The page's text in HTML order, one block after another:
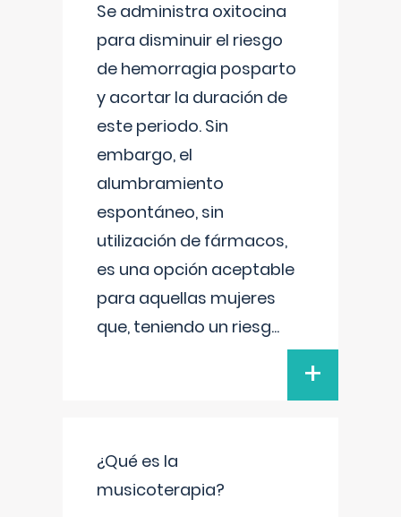
Se administra oxitocina
para disminuir el riesgo
de hemorragia posparto
y acortar la duración de
este periodo. Sin
embargo, el
alumbramiento
espontáneo, sin
utilización de fármacos,
es una opción aceptable
para aquellas mujeres
que, teniendo un riesg...
+
¿Qué es la
musicoterapia?